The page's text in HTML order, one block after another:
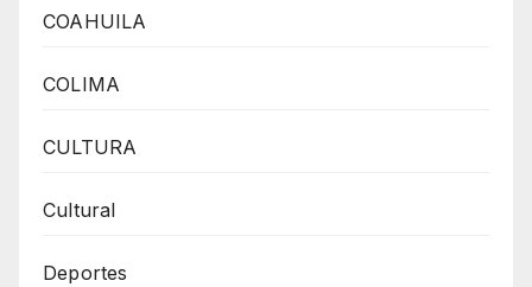
COAHUILA
COLIMA
CULTURA
Cultural
Deportes